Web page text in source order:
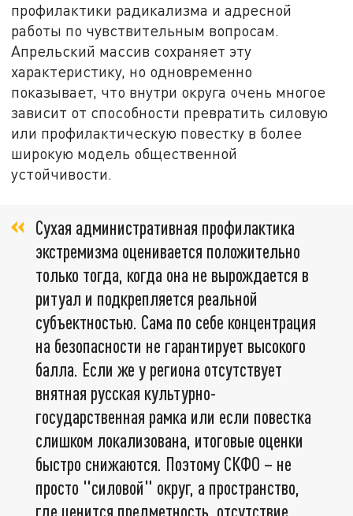
профилактики радикализма и адресной
работы по чувствительным вопросам.
Апрельский массив сохраняет эту
характеристику, но одновременно
показывает, что внутри округа очень многое
зависит от способности превратить силовую
или профилактическую повестку в более
широкую модель общественной
устойчивости.
Сухая административная профилактика
экстремизма оценивается положительно
только тогда, когда она не вырождается в
ритуал и подкрепляется реальной
субъектностью. Сама по себе концентрация
на безопасности не гарантирует высокого
балла. Если же у региона отсутствует
внятная русская культурно-
государственная рамка или если повестка
слишком локализована, итоговые оценки
быстро снижаются. Поэтому СКФО – не
просто "силовой" округ, а пространство,
где ценится предметность, отсутствие